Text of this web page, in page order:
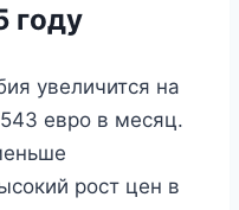
году
увеличится на
543 евро в месяц.
рост цен в